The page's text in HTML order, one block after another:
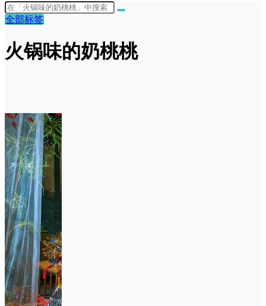
全部标签
火锅味的奶桃桃